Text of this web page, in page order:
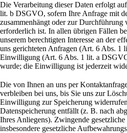
Die Verarbeitung dieser Daten erfolgt
lit. b DSGVO, sofern Ihre Anfrage mit
zusammenhängt oder zur Durchführung
erforderlich ist. In allen übrigen Fällen
unserem berechtigten Interesse an der
uns gerichteten Anfragen (Art. 6 Abs.
Einwilligung (Art. 6 Abs. 1 lit. a
wurde; die Einwilligung ist jederzeit
Die von Ihnen an uns per
verbleiben bei uns, bis Sie uns zur
Einwilligung zur Speicherung
Datenspeicherung entfällt (z. B. nach
Ihres Anliegens). Zwingende
insbesondere gesetzliche